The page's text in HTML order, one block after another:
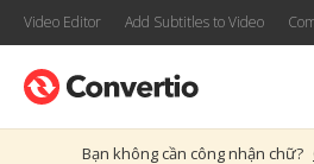
Video Editor Add Subtitles to Video
Bạn không cần công nhận chữ?